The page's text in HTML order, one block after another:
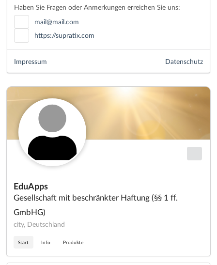
EduApps
Gesellschaft mit beschränkter Haftung (§§ 1 ff.
GmbHG)
city, Deutschland
Start Info Produkte
Haben Sie Fragen oder Anmerkungen erreichen Sie uns:
mail@mail.com
https://supratix.com
Datenschutz
Impressum